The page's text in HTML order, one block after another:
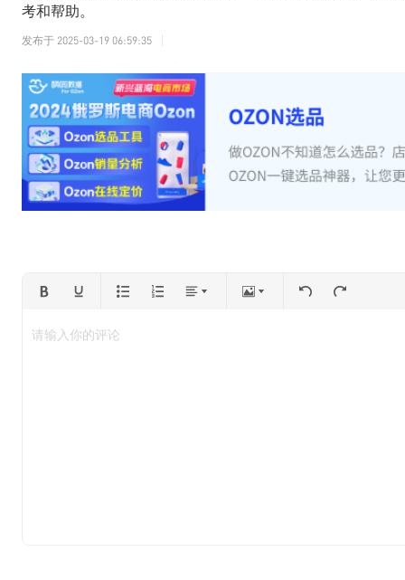
考和帮助。
发布于 2025-03-19 06:59:35
请输入你的评论